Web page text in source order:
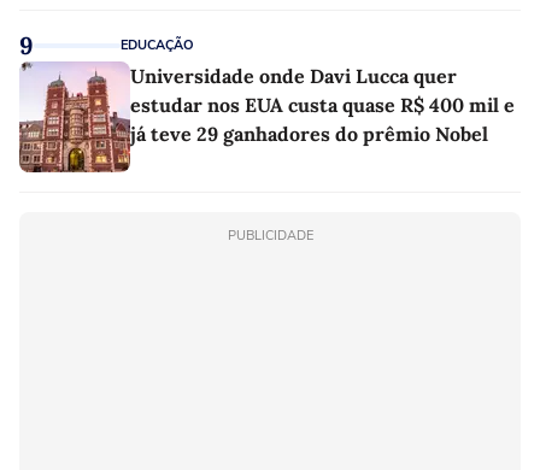
9 EDUCAÇÃO
Universidade onde Davi Lucca quer
estudar nos EUA custa quase R$ 400 mil e
já teve 29 ganhadores do prêmio Nobel
PUBLICIDADE